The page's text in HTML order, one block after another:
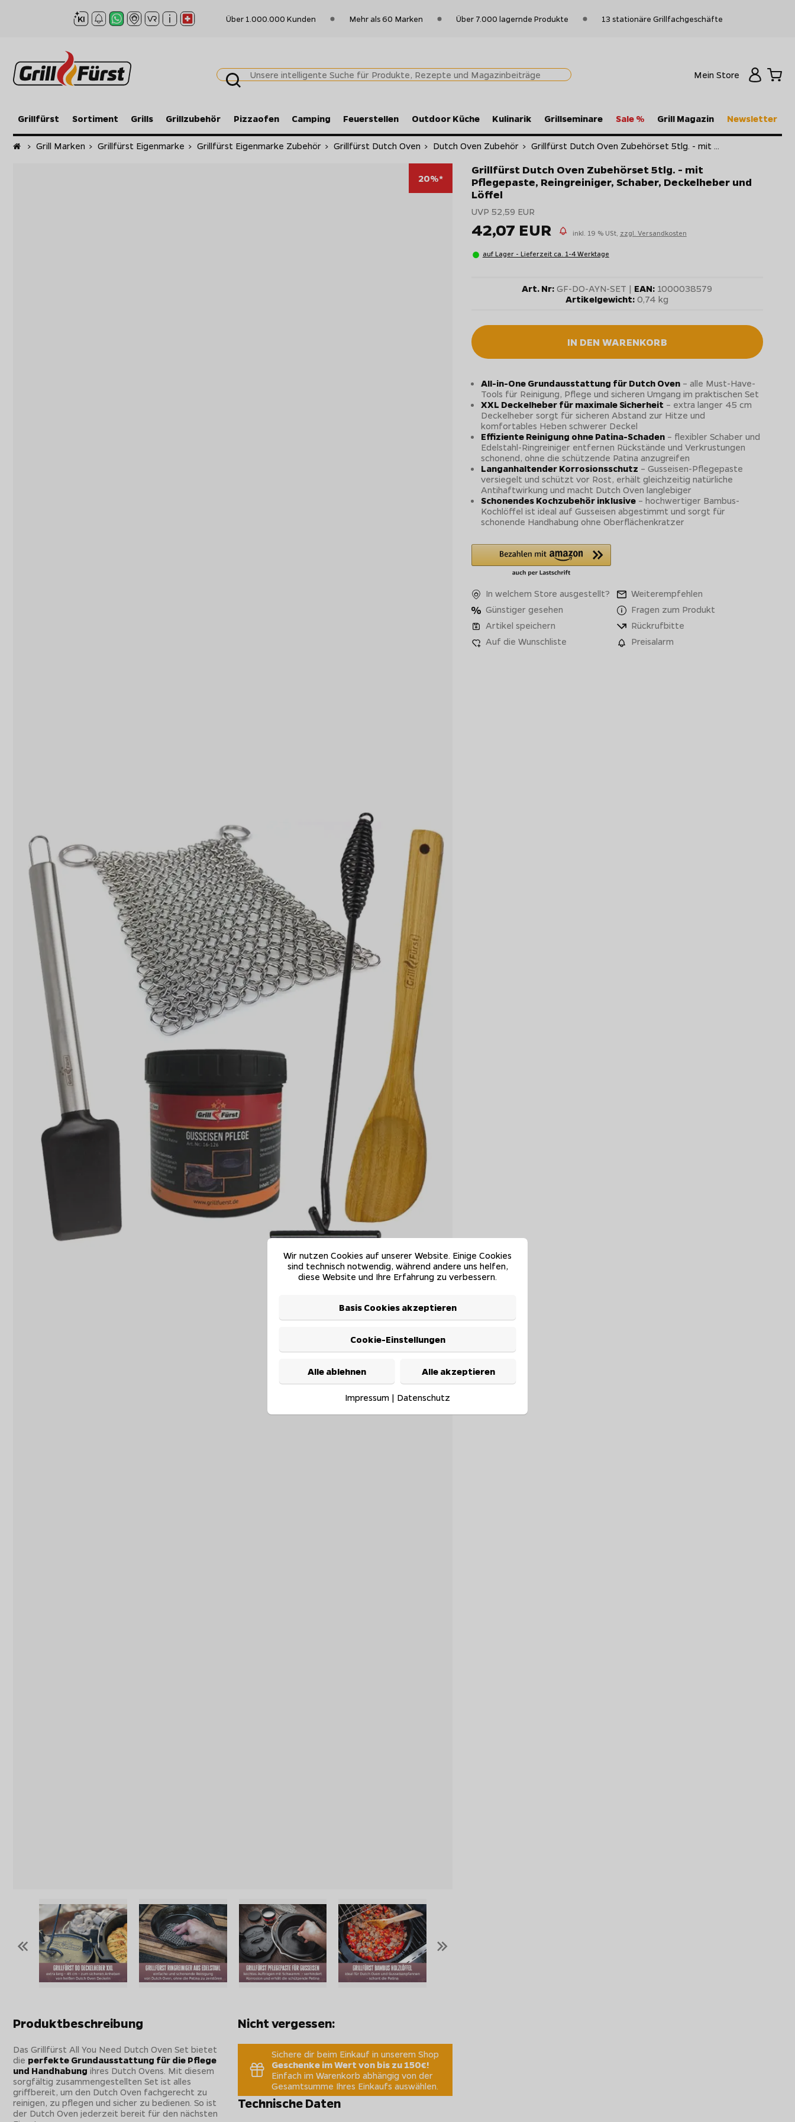
Über 1.000.000 Kunden Mehr als 60 Marken Über 7.000 lagernde Produkte 13 stationäre Grillfachgeschäfte
Mein Store
Grillfürst Sortiment Grills Grillzubehör Pizzaofen Camping Feuerstellen Outdoor Küche Kulinarik Grillseminare Sale % Grill Magazin Newsletter
Startseite
> Grill Marken > Grillfürst Eigenmarke > Grillfürst Eigenmarke Zubehör > Grillfürst Dutch Oven > Dutch Oven Zubehör > Grillfürst Dutch Oven Zubehörset 5tlg. - mit ...
20%*
« »
Grillfürst Dutch Oven Zubehörset 5tlg. - mit
Pflegepaste, Reingreiniger, Schaber, Deckelheber und
Löffel
UVP 52,59 EUR
42,07 EUR inkl. 19 % USt, zzgl. Versandkosten
auf Lager - Lieferzeit ca. 1-4 Werktage
Art. Nr: GF-DO-AYN-SET | EAN: 1000038579
Artikelgewicht: 0,74 kg
IN DEN WARENKORB
All-in-One Grundausstattung für Dutch Oven– alle Must-Have-
Tools für Reinigung, Pflege und sicheren Umgang im praktischen Set
XXL Deckelheber für maximale Sicherheit– extra langer 45 cm
Deckelheber sorgt für sicheren Abstand zur Hitze und
komfortables Heben schwerer Deckel
Effiziente Reinigung ohne Patina-Schaden– flexibler Schaber und
Edelstahl-Ringreiniger entfernen Rückstände und Verkrustungen
schonend, ohne die schützende Patina anzugreifen
Langanhaltender Korrosionsschutz – Gusseisen-Pflegepaste
versiegelt und schützt vor Rost, erhält gleichzeitig natürliche
Antihaftwirkung und macht Dutch Oven langlebiger
Schonendes Kochzubehör inklusive– hochwertiger Bambus-
Kochlöffel ist ideal auf Gusseisen abgestimmt und sorgt für
schonende Handhabung ohne Oberflächenkratzer
In welchem Store ausgestellt?
Weiterempfehlen
Günstiger gesehen
Fragen zum Produkt
Artikel speichern
Rückrufbitte
Auf die Wunschliste
Preisalarm
Produktbeschreibung
Das Grillfürst All You Need Dutch Oven Set bietet
die perfekte Grundausstattung für die Pflege
und Handhabung ihres Dutch Ovens. Mit diesem
sorgfältig zusammengestellten Set ist alles
griffbereit, um den Dutch Oven fachgerecht zu
reinigen, zu pflegen und sicher zu bedienen. So ist
der Dutch Oven jederzeit bereit für den nächsten
Nicht vergessen:
Sichere dir beim Einkauf in unserem Shop
Geschenke im Wert von bis zu 150€!
Einfach im Warenkorb abhängig von der
Gesamtsumme Ihres Einkaufs auswählen.
Technische Daten
Wir nutzen Cookies auf unserer Website. Einige Cookies
sind technisch notwendig, während andere uns helfen,
diese Website und Ihre Erfahrung zu verbessern.
Basis Cookies akzeptieren
Cookie-Einstellungen
Alle ablehnen Alle akzeptieren
Impressum | Datenschutz